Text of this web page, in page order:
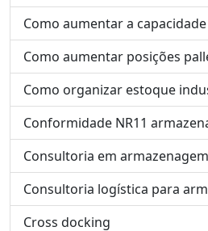
Como aumentar a
Como aumentar posições
Como organizar estoque
Conformidade NR11
Consultoria em
Consultoria logística para
Cross docking